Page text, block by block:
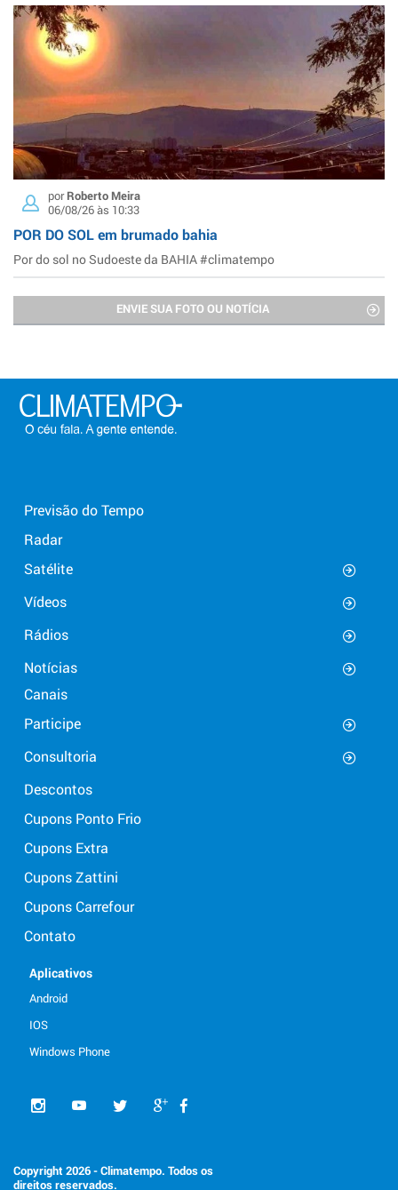
porRoberto Meira
06/08/26 às 10:33
POR DO SOL em brumado bahia
Por do sol no Sudoeste da BAHIA #climatempo
ENVIE SUA FOTO OU NOTÍCIA
Previsão do Tempo
Radar
Satélite
Vídeos
Rádios
Notícias
Canais
Participe
Consultoria
Descontos
Cupons Ponto Frio
Cupons Extra
Cupons Zattini
Cupons Carrefour
Contato
Aplicativos
Android
IOS
Windows Phone
Copyright 2026 - Climatempo. Todos os
direitos reservados.